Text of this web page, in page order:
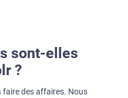
sont-elles
?
faire des affaires. Nous